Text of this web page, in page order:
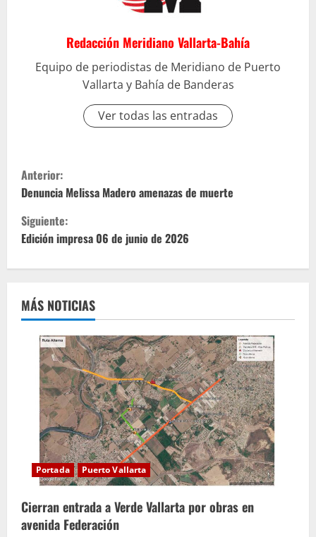
Redacción Meridiano Vallarta-Bahía
Equipo de periodistas de Meridiano de Puerto
Vallarta y Bahía de Banderas
Ver todas las entradas
S
i
g
l
o
Anterior:
Denuncia Melissa Madero amenazas de muerte
Siguiente:
Edición impresa 06 de junio de 2026
MÁS NOTICIAS
Portada Puerto Vallarta
Cierran entrada a Verde Vallarta por obras en
avenida Federación